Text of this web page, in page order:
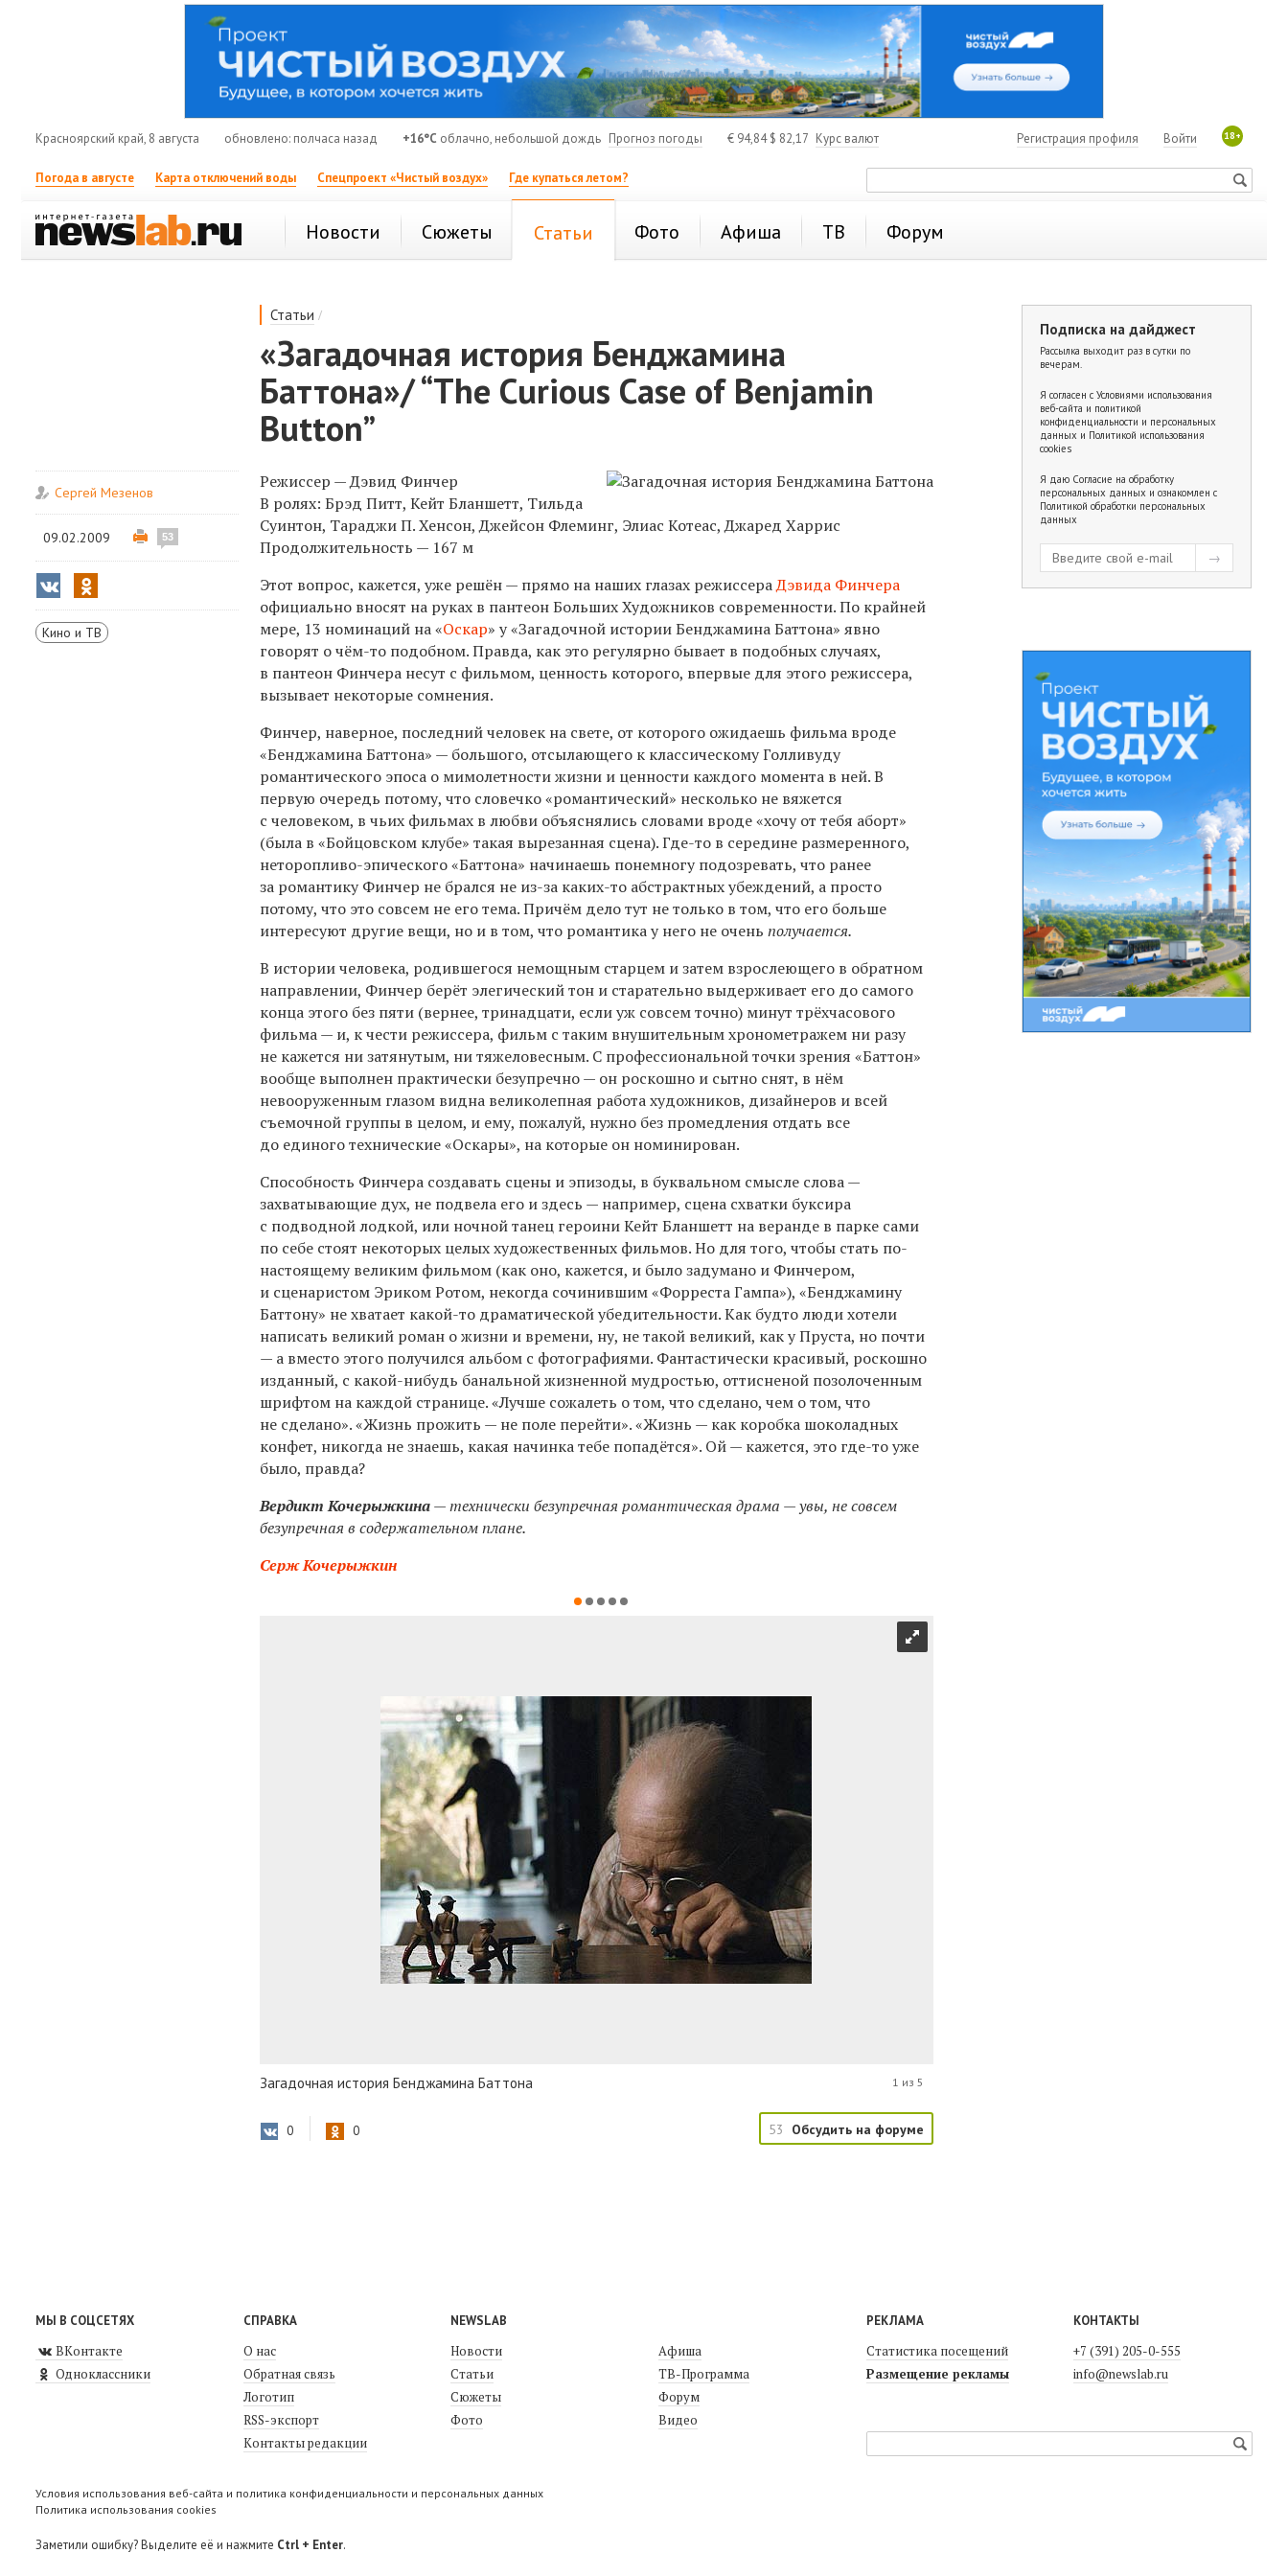
Красноярский край, 8 августа обновлено: полчаса назад +16°C облачно, небольшой дождь Прогноз погоды € 94,84$ 82,17 Курс валют 18+
Войти
Регистрация профиля
Погода в августе Карта отключений воды Спецпроект «Чистый воздух» Где купаться летом?
Новости Сюжеты Статьи Фото Афиша ТВ Форум
Статьи /
«Загадочная история Бенджамина
Баттона»/ “The Curious Case of Benjamin
Button”
Сергей Мезенов
09.02.2009 53
Кино и ТВ
Режиссер — Дэвид Финчер
В ролях: Брэд Питт, Кейт Бланшетт, Тильда
Суинтон, Тараджи П. Хенсон, Джейсон Флеминг, Элиас Котеас, Джаред Харрис
Продолжительность — 167 м
Этот вопрос, кажется, уже решён — прямо на наших глазах режиссераДэвида Финчера
официально вносят на руках в пантеон Больших Художников современности. По крайней
мере, 13 номинаций на «Оскар» у «Загадочной истории Бенджамина Баттона» явно
говорят о чём-то подобном. Правда, как это регулярно бывает в подобных случаях,
в пантеон Финчера несут с фильмом, ценность которого, впервые для этого режиссера,
вызывает некоторые сомнения.
Финчер, наверное, последний человек на свете, от которого ожидаешь фильма вроде
«Бенджамина Баттона» — большого, отсылающего к классическому Голливуду
романтического эпоса о мимолетности жизни и ценности каждого момента в ней. В
первую очередь потому, что словечко «романтический» несколько не вяжется
с человеком, в чьих фильмах в любви объяснялись словами вроде «хочу от тебя аборт»
(была в «Бойцовском клубе» такая вырезанная сцена). Где-то в середине размеренного,
неторопливо-эпического «Баттона» начинаешь понемногу подозревать, что ранее
за романтику Финчер не брался не из-за каких-то абстрактных убеждений, а просто
потому, что это совсем не его тема. Причём дело тут не только в том, что его больше
интересуют другие вещи, но и в том, что романтика у него не оченьполучается.
В истории человека, родившегося немощным старцем и затем взрослеющего в обратном
направлении, Финчер берёт элегический тон и старательно выдерживает его до самого
конца этого без пяти (вернее, тринадцати, если уж совсем точно) минут трёхчасового
фильма — и, к чести режиссера, фильм с таким внушительным хронометражем ни разу
не кажется ни затянутым, ни тяжеловесным. С профессиональной точки зрения «Баттон»
вообще выполнен практически безупречно — он роскошно и сытно снят, в нём
невооруженным глазом видна великолепная работа художников, дизайнеров и всей
съемочной группы в целом, и ему, пожалуй, нужно без промедления отдать все
до единого технические «Оскары», на которые он номинирован.
Способность Финчера создавать сцены и эпизоды, в буквальном смысле слова —
захватывающие дух, не подвела его и здесь — например, сцена схватки буксира
с подводной лодкой, или ночной танец героини Кейт Бланшетт на веранде в парке сами
по себе стоят некоторых целых художественных фильмов. Но для того, чтобы стать по-
настоящему великим фильмом (как оно, кажется, и было задумано и Финчером,
и сценаристом Эриком Ротом, некогда сочинившим «Форреста Гампа»), «Бенджамину
Баттону» не хватает какой-то драматической убедительности. Как будто люди хотели
написать великий роман о жизни и времени, ну, не такой великий, как у Пруста, но почти
— а вместо этого получился альбом с фотографиями. Фантастически красивый, роскошно
изданный, с какой-нибудь банальной жизненной мудростью, оттисненой позолоченным
шрифтом на каждой странице. «Лучше сожалеть о том, что сделано, чем о том, что
не сделано». «Жизнь прожить — не поле перейти». «Жизнь — как коробка шоколадных
конфет, никогда не знаешь, какая начинка тебе попадётся». Ой — кажется, это где-то уже
было, правда?
Вердикт Кочерыжкина— технически безупречная романтическая драма — увы, не совсем
безупречная в содержательном плане.
Серж Кочерыжкин
Загадочная история Бенджамина Баттона 1 из 5
0 0 53 Обсудить на форуме
Подписка на дайджест
Рассылка выходит раз в сутки по
вечерам.
Я согласен с Условиями использования
веб-сайта и политикой
конфиденциальности и персональных
данных и Политикой использования
cookies
Я даю Согласие на обработку
персональных данных и ознакомлен с
Политикой обработки персональных
данных
МЫ В СОЦСЕТЯХ
ВКонтакте
Одноклассники
СПРАВКА
О нас
Обратная связь
Логотип
RSS-экспорт
Контакты редакции
NEWSLAB
Новости
Статьи
Сюжеты
Фото
Афиша
ТВ-Программа
Форум
Видео
РЕКЛАМА
Статистика посещений
Размещение рекламы
КОНТАКТЫ
+7 (391) 205-0-555
info@newslab.ru
Условия использования веб-сайта и политика конфиденциальности и персональных данных
Политика использования cookies
Заметили ошибку? Выделите её и нажмите Ctrl + Enter.